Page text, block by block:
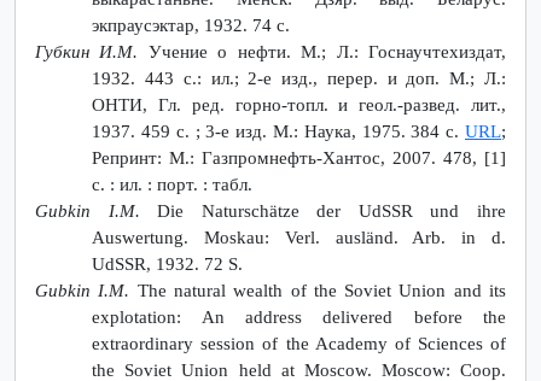
экпраусэктар, 1932. 74 с.
Губкин И.М. Учение о нефти. М.; Л.: Госнаучтехиздат,
1932. 443 с.: ил.; 2-е изд., перер. и доп. М.; Л.:
ОНТИ, Гл. ред. горно-топл. и геол.-развед. лит.,
1937. 459 с. ; 3-е изд. М.: Наука, 1975. 384 с. URL;
Репринт: М.: Газпромнефть-Хантос, 2007. 478, [1]
с. : ил. : порт. : табл.
Gubkin I.M.Die Naturschätze der UdSSR und ihre
Auswertung. Moskau: Verl. ausländ. Arb. in d.
UdSSR, 1932. 72 S.
Gubkin I.M. The natural wealth of the Soviet Union and its
explotation: An address delivered before the
extraordinary session of the Academy of Sciences of
the Soviet Union held at Moscow. Moscow: Coop.